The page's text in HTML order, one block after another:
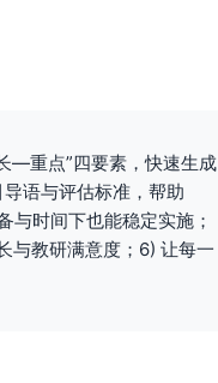
备—走”重置速度
—重点”四要素，快速生成
语与评估标准，帮助
与时间下也能稳定实施；
与教研满意度；6) 让每一